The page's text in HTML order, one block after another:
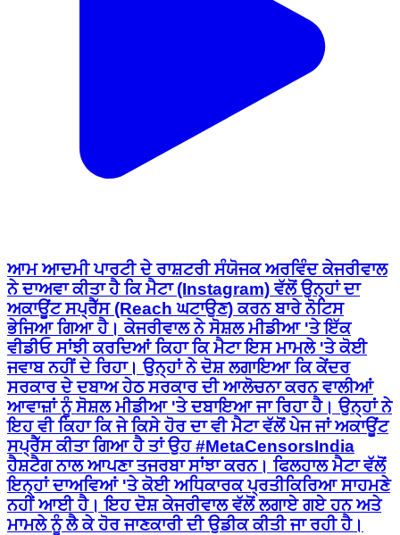
ਆਮ ਆਦਮੀ ਪਾਰਟੀ ਦੇ ਰਾਸ਼ਟਰੀ ਸੰਯੋਜਕ ਅਰਵਿੰਦ ਕੇਜਰੀਵਾਲ
ਨੇ ਦਾਅਵਾ ਕੀਤਾ ਹੈ ਕਿ ਮੈਟਾ (Instagram) ਵੱਲੋਂ ਉਨ੍ਹਾਂ ਦਾ
ਅਕਾਊਂਟ ਸਪ੍ਰੈੱਸ (Reach ਘਟਾਉਣ) ਕਰਨ ਬਾਰੇ ਨੋਟਿਸ
ਭੇਜਿਆ ਗਿਆ ਹੈ। ਕੇਜਰੀਵਾਲ ਨੇ ਸੋਸ਼ਲ ਮੀਡੀਆ 'ਤੇ ਇੱਕ
ਵੀਡੀਓ ਸਾਂਝੀ ਕਰਦਿਆਂ ਕਿਹਾ ਕਿ ਮੈਟਾ ਇਸ ਮਾਮਲੇ 'ਤੇ ਕੋਈ
ਜਵਾਬ ਨਹੀਂ ਦੇ ਰਿਹਾ। ਉਨ੍ਹਾਂ ਨੇ ਦੋਸ਼ ਲਗਾਇਆ ਕਿ ਕੇਂਦਰ
ਸਰਕਾਰ ਦੇ ਦਬਾਅ ਹੇਠ ਸਰਕਾਰ ਦੀ ਆਲੋਚਨਾ ਕਰਨ ਵਾਲੀਆਂ
ਆਵਾਜ਼ਾਂ ਨੂੰ ਸੋਸ਼ਲ ਮੀਡੀਆ 'ਤੇ ਦਬਾਇਆ ਜਾ ਰਿਹਾ ਹੈ। ਉਨ੍ਹਾਂ ਨੇ
ਇਹ ਵੀ ਕਿਹਾ ਕਿ ਜੇ ਕਿਸੇ ਹੋਰ ਦਾ ਵੀ ਮੈਟਾ ਵੱਲੋਂ ਪੇਜ ਜਾਂ ਅਕਾਊਂਟ
ਸਪ੍ਰੈੱਸ ਕੀਤਾ ਗਿਆ ਹੈ ਤਾਂ ਉਹ #MetaCensorsIndia
ਹੈਸ਼ਟੈਗ ਨਾਲ ਆਪਣਾ ਤਜਰਬਾ ਸਾਂਝਾ ਕਰਨ। ਫਿਲਹਾਲ ਮੈਟਾ ਵੱਲੋਂ
ਇਨ੍ਹਾਂ ਦਾਅਵਿਆਂ 'ਤੇ ਕੋਈ ਅਧਿਕਾਰਕ ਪ੍ਰਤੀਕਿਰਿਆ ਸਾਹਮਣੇ
ਨਹੀਂ ਆਈ ਹੈ। ਇਹ ਦੋਸ਼ ਕੇਜਰੀਵਾਲ ਵੱਲੋਂ ਲਗਾਏ ਗਏ ਹਨ ਅਤੇ
ਮਾਮਲੇ ਨੂੰ ਲੈ ਕੇ ਹੋਰ ਜਾਣਕਾਰੀ ਦੀ ਉਡੀਕ ਕੀਤੀ ਜਾ ਰਹੀ ਹੈ।